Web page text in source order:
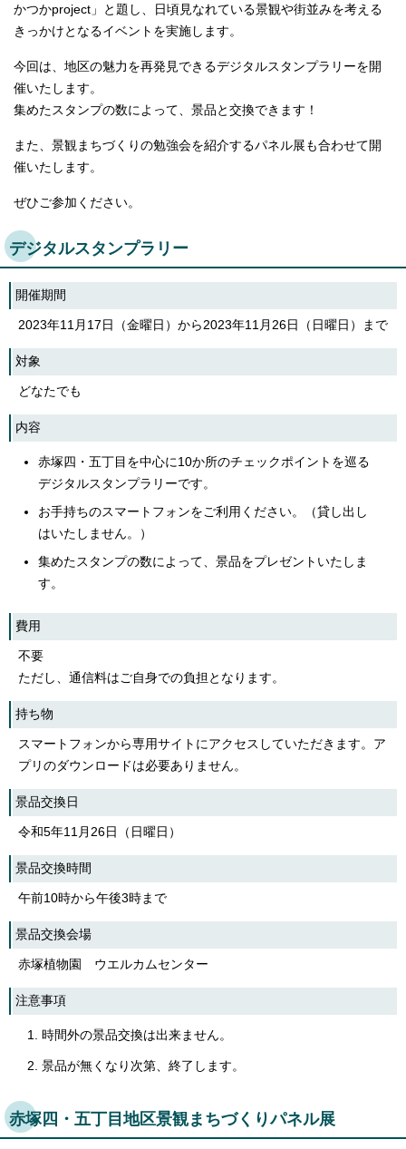
かつかproject」と題し、日頃見なれている景観や街並みを考える
きっかけとなるイベントを実施します。
今回は、地区の魅力を再発見できるデジタルスタンプラリーを開
催いたします。
集めたスタンプの数によって、景品と交換できます！
また、景観まちづくりの勉強会を紹介するパネル展も合わせて開
催いたします。
ぜひご参加ください。
デジタルスタンプラリー
開催期間
2023年11月17日（金曜日）から2023年11月26日（日曜日）まで
対象
どなたでも
内容
赤塚四・五丁目を中心に10か所のチェックポイントを巡る
デジタルスタンプラリーです。
お手持ちのスマートフォンをご利用ください。（貸し出し
はいたしません。）
集めたスタンプの数によって、景品をプレゼントいたしま
す。
費用
不要
ただし、通信料はご自身での負担となります。
持ち物
スマートフォンから専用サイトにアクセスしていただきます。ア
プリのダウンロードは必要ありません。
景品交換日
令和5年11月26日（日曜日）
景品交換時間
午前10時から午後3時まで
景品交換会場
赤塚植物園 ウエルカムセンター
注意事項
時間外の景品交換は出来ません。
景品が無くなり次第、終了します。
赤塚四・五丁目地区景観まちづくりパネル展